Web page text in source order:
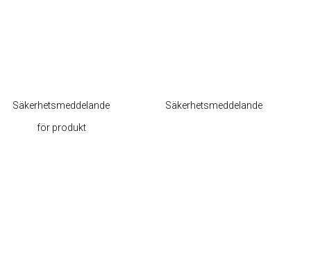
Säkerhetsmeddelande
för produkt
Säkerhetsmeddelande